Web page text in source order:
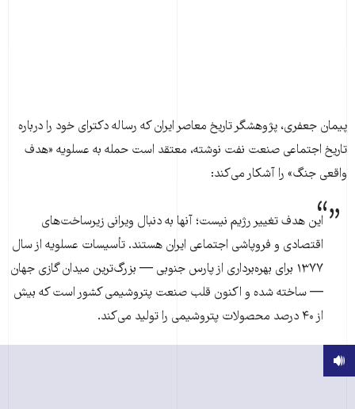
پیمان جعفری، پژوهشگر تاریخ معاصر ایران که رساله دکترای خود را درباره
تاریخ اجتماعی صنعت نفت نوشته، معتقد است حمله به عسلویه «هدف
واقعی جنگ» را آشکار می‌کند:
این هدف تغییر رژیم نیست؛ آنها به دنبال ویرانی زیرساخت‌های
اقتصادی و فروپاشی اجتماعی ایران هستند. تأسیسات عسلویه از سال
۱۳۷۷ برای بهره‌برداری از پارس جنوبی — بزرگ‌ترین میدان گازی جهان
— ساخته شده و اکنون قلب صنعت پتروشیمی کشور است که بیش
از ۴۰ درصد محصولات پتروشیمی را تولید می‌کند.